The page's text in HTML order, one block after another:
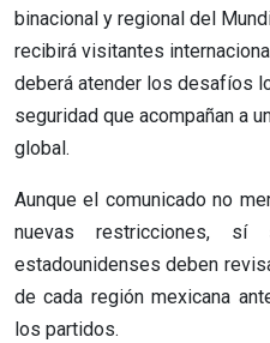
binacional y regional del
recibirá visitantes
deberá atender los desafíos
seguridad que acompañan a
global.
Aunque el comunicado no
nuevas restricciones, sí
estadounidenses deben
de cada región mexicana
los partidos.